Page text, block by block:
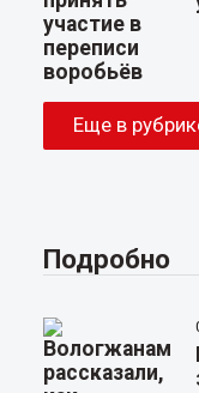
Еще в
Подробно